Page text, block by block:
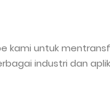
kami untuk
industri dan